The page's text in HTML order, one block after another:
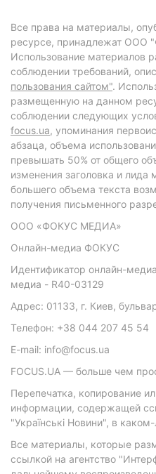
Все права на материалы,
ресурсе, принадлежат
Использование материалов
соблюдении требований,
пользования сайтом".
размещенную на данном
соблюдении следующих
focus.ua, упоминания
абзаца, объема
превышать 50% от общего
изменения заголовка и лида
большего объема текста
получения письменного
ООО «ФОКУС МЕДИА»
Онлайн-медиа ФОКУС
Идентификатор онлайн-
медиа - R40-03129
Адрес: 01133, г. Киев,
Телефон: +38 044 207 45 54
E-mail: info@focus.ua
FOCUS.UA — больше чем
Перепечатка, копирование
информации, содержащей
"Українські Новини", в
Все материалы, которые
ссылкой на агентство